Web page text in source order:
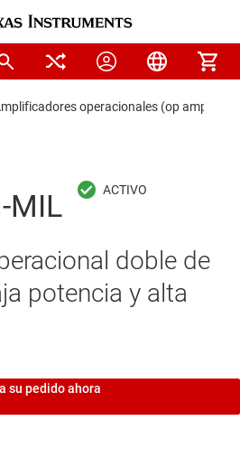
operacionales (op amps)
MIL
doble de
potencia y alta
su pedido ahora